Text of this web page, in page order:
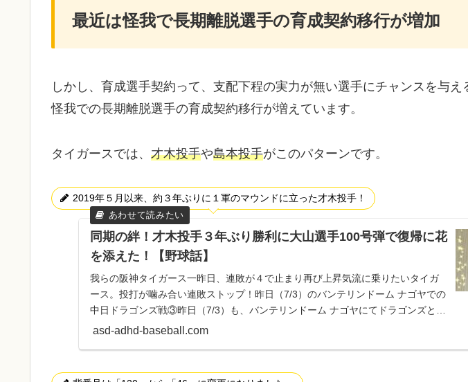
最近は怪我で長期離脱選手の育成契約移行が増加
しかし、育成選手契約って、支配下程の実力が無い選手にチャンスを与
怪我での長期離脱選手の育成契約移行が増えています。
タイガースでは、 才木投手や島本投手がこのパターンです。
2019年５月以来、約３年ぶりに１軍のマウンドに立った才木投手！
同期の絆！才木投手３年ぶり勝利に大山選手100号弾で復帰に花
を添えた！【野球話】
我らの阪神タイガース一昨日、連敗が４で止まり再び上昇気流に乗りたいタイガ
ース。投打が噛み合い連敗ストップ！昨日（7/3）のバンテリンドーム ナゴヤでの
中日ドラゴンズ戦③昨日（7/3）も、バンテリンドーム ナゴヤにてドラゴンズとの
試合が、デー...
asd-adhd-baseball.com